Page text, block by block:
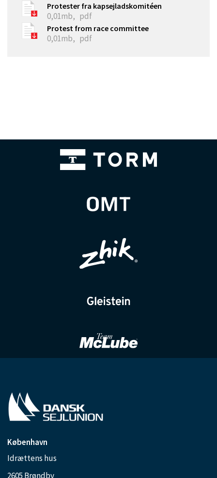
Protester fra kapsejladskomitéen
0,01mb, pdf
Protest from race committee
0,01mb, pdf
København
Idrættens hus
2605 Brøndby